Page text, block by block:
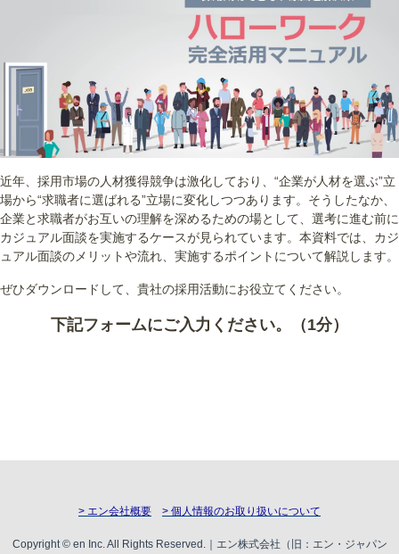
近年、採用市場の人材獲得競争は激化しており、“企業が人材を選ぶ”立
場から“求職者に選ばれる”立場に変化しつつあります。そうしたなか、
企業と求職者がお互いの理解を深めるための場として、選考に進む前に
カジュアル面談を実施するケースが見られています。本資料では、カジ
ュアル面談のメリットや流れ、実施するポイントについて解説します。
ぜひダウンロードして、貴社の採用活動にお役立てください。
下記フォームにご入力ください。（1分）
> エン会社概要 > 個人情報のお取り扱いについて
Copyright © en Inc. All Rights Reserved.｜エン株式会社（旧：エン・ジャパン